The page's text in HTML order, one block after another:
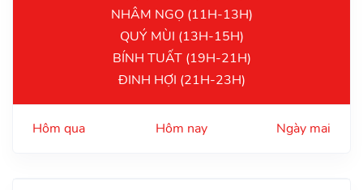
NHÂM NGỌ (11H-13H)
QUÝ MÙI (13H-15H)
BÍNH TUẤT (19H-21H)
ĐINH HỢI (21H-23H)
Hôm qua Hôm nay Ngày mai